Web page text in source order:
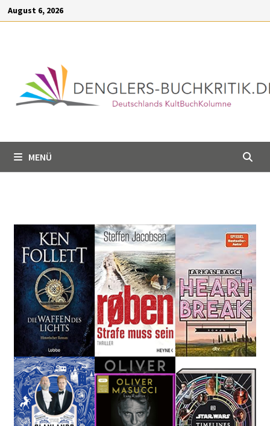
springen
August 6, 2026
MENÜ